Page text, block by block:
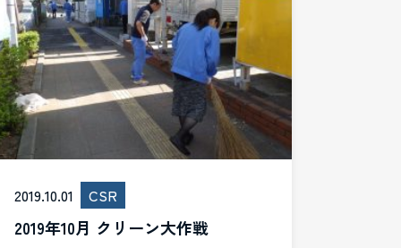
2019.10.01 CSR
2019年10月 クリーン大作戦